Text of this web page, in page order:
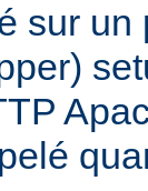
sur un